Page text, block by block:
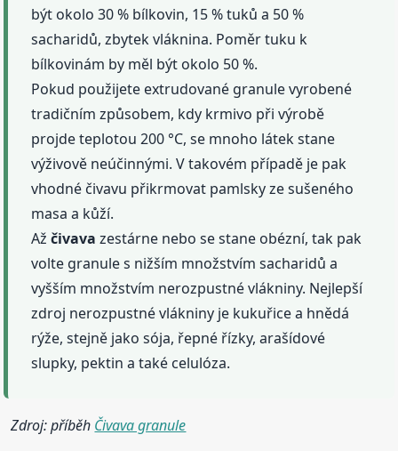
být okolo 30 % bílkovin, 15 % tuků a 50 %
sacharidů, zbytek vláknina. Poměr tuku k
bílkovinám by měl být okolo 50 %.
Pokud použijete extrudované granule vyrobené
tradičním způsobem, kdy krmivo při výrobě
projde teplotou 200 °C, se mnoho látek stane
výživově neúčinnými. V takovém případě je pak
vhodné čivavu přikrmovat pamlsky ze sušeného
masa a kůží.
Ažčivava zestárne nebo se stane obézní, tak pak
volte granule s nižším množstvím sacharidů a
vyšším množstvím nerozpustné vlákniny. Nejlepší
zdroj nerozpustné vlákniny je kukuřice a hnědá
rýže, stejně jako sója, řepné řízky, arašídové
slupky, pektin a také celulóza.
Zdroj: příběh Čivava granule